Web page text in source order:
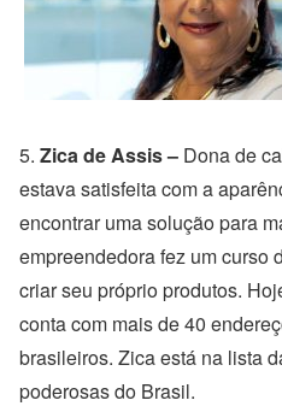
5. Zica de Assis – Dona de
estava satisfeita com a
encontrar uma solução para
empreendedora fez um curso
criar seu próprio produtos.
conta com mais de 40
brasileiros. Zica está na lista
poderosas do Brasil.